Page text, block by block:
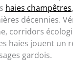
haies champêtres
décennies.
corridors
haies jouent un
gardois.